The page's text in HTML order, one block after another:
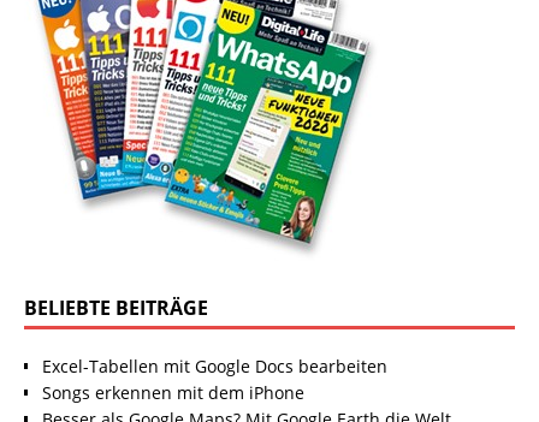
BELIEBTE BEITRÄGE
Excel-Tabellen mit Google Docs bearbeiten
Songs erkennen mit dem iPhone